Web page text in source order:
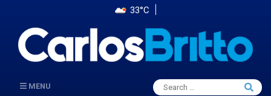
33°C
MENU
Search
for:
Search